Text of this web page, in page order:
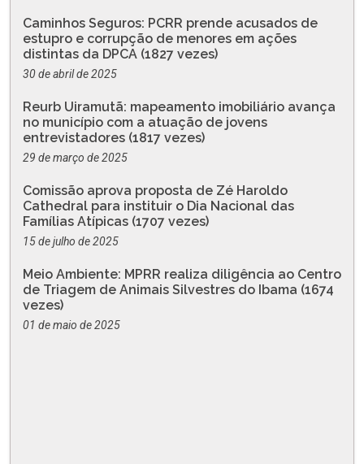
Caminhos Seguros: PCRR prende acusados de
estupro e corrupção de menores em ações
distintas da DPCA (1827 vezes)
30 de abril de 2025
Reurb Uiramutã: mapeamento imobiliário avança
no município com a atuação de jovens
entrevistadores (1817 vezes)
29 de março de 2025
Comissão aprova proposta de Zé Haroldo
Cathedral para instituir o Dia Nacional das
Famílias Atípicas (1707 vezes)
15 de julho de 2025
Meio Ambiente: MPRR realiza diligência ao Centro
de Triagem de Animais Silvestres do Ibama (1674
vezes)
01 de maio de 2025